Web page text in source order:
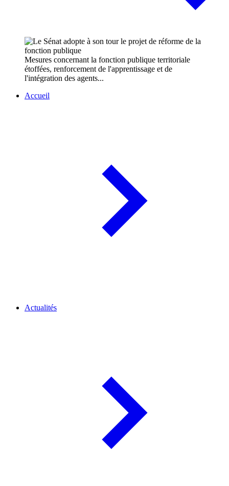
Mesures concernant la fonction publique territoriale
étoffées, renforcement de l'apprentissage et de
l'intégration des agents...
Accueil
Actualités